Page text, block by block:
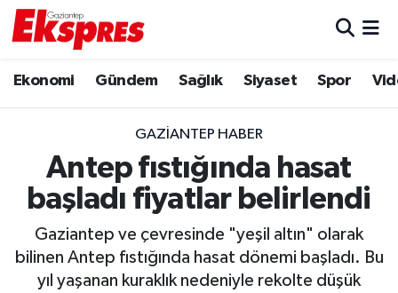
Ekonomi Gündem Sağlık Siyaset Spor
GAZIANTEP HABER
Antep fıstığında hasat
başladı fiyatlar belirlendi
Gaziantep ve çevresinde "yeşil altın" olarak
bilinen Antep fıstığında hasat dönemi başladı. Bu
yıl yaşanan kuraklık nedeniyle rekolte düşük
Ekonomi
Gaziantep son dakika
Genel
Gündem
Trafik Durumu
Puan Durumu ve Fikstür
Tüm Manşetler
Son Dakika Haberleri